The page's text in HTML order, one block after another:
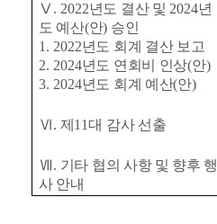
Ⅴ. 2022년도 결산 및 2024년
도 예산(안) 승인
1. 2022년도 회계 결산 보고
2. 2024년도 연회비 인상(안)
3. 2024년도 회계 예산(안)
Ⅵ. 제 11대 감사 선출
Ⅶ. 기타 협의 사항 및 향후 행
사 안내